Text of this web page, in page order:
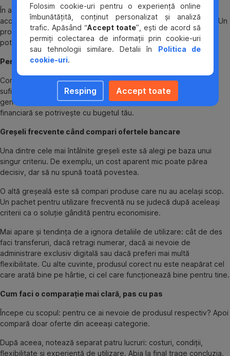
În acest caz, contează nu doar randamentul, ci și condițiile de
acces la bani, durata, eventualele limitări și scopul tău financiar. Un
produs bun pentru economii pe termen scurt nu este neapărat
potrivit pentru obiective pe termen mai lung.
Pentru soluții de finanțare
Compararea trebuie făcută cu și mai multă atenție. Nu este
suficient să te uiți la rata lunară. Trebuie înțelese condițiile
generale, structura costurilor, durata și gradul în care obligația
financiară se potrivește cu bugetul tău.
Greșeli frecvente când compari ofertele bancare
Una dintre cele mai întâlnite greșeli este să alegi pe baza unui
singur criteriu. De exemplu, un cost aparent mic poate părea
decisiv, dar să nu spună toată povestea.
O altă greșeală este să compari produse care nu au același scop.
Un pachet pentru utilizare frecventă nu se judecă după aceleași
criterii ca o soluție gândită pentru economisire.
Mai apare și tendința de a ignora detaliile de utilizare: cât de des
faci transferuri, dacă retragi numerar, dacă ai nevoie de
administrare exclusiv digitală sau dacă preferi mai multă
flexibilitate. Cu alte cuvinte, produsul corect nu este neapărat cel
care arată bine pe hârtie, ci cel care funcționează bine pentru tine.
Cum faci o comparație mai clară, pas cu pas
Începe cu scopul: pentru ce ai nevoie de produsul respectiv? Apoi
compară doar oferte din aceeași categorie.
După aceea, notează separat patru lucruri: costuri, condiții,
flexibilitate și experiență de utilizare. Abia la final trage concluzia.
Folosim cookie-uri pentru o experiență online
îmbunătățită, conținut personalizat și analiză
trafic. Apăsând “Accept toate”, ești de acord să
permiți colectarea de informații prin cookie-uri
sau tehnologii similare. Detalii în Politica de
cookie-uri.
Resping Accept toate